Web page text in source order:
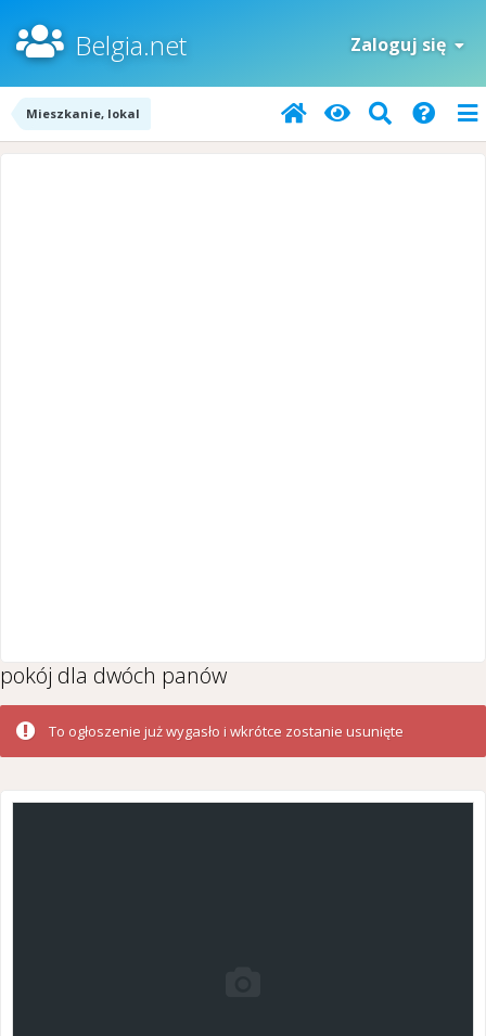
Belgia.net Zaloguj się
Mieszkanie, lokal
pokój dla dwóch panów
To ogłoszenie już wygasło i wkrótce zostanie usunięte